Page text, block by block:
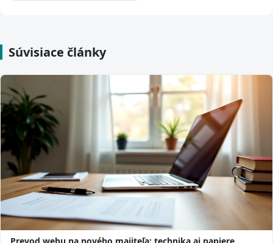
Súvisiace články